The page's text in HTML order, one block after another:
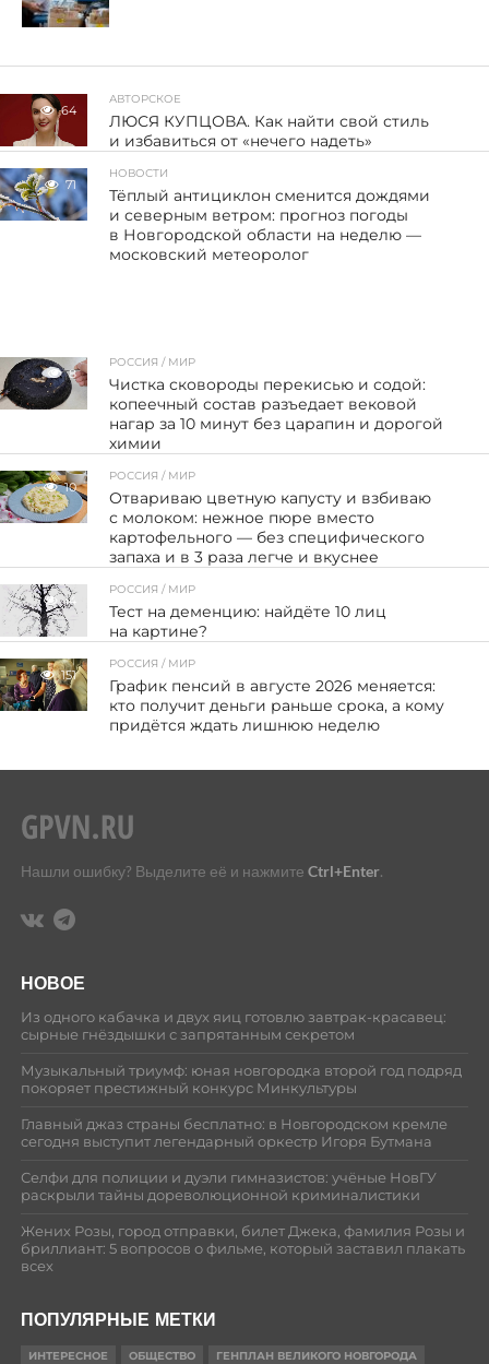
64
АВТОРСКОЕ
ЛЮСЯ КУПЦОВА. Как найти свой стиль
и избавиться от «нечего надеть»
71
НОВОСТИ
Тёплый антициклон сменится дождями
и северным ветром: прогноз погоды
в Новгородской области на неделю —
московский метеоролог
8
РОССИЯ / МИР
Чистка сковороды перекисью и содой:
копеечный состав разъедает вековой
нагар за 10 минут без царапин и дорогой
химии
10
РОССИЯ / МИР
Отвариваю цветную капусту и взбиваю
с молоком: нежное пюре вместо
картофельного — без специфического
запаха и в 3 раза легче и вкуснее
14
РОССИЯ / МИР
Тест на деменцию: найдёте 10 лиц
на картине?
151
РОССИЯ / МИР
График пенсий в августе 2026 меняется:
кто получит деньги раньше срока, а кому
придётся ждать лишнюю неделю
Нашли ошибку? Выделите её и нажмите Ctrl+Enter.
НОВОЕ
Из одного кабачка и двух яиц готовлю завтрак-красавец:
сырные гнёздышки с запрятанным секретом
Музыкальный триумф: юная новгородка второй год подряд
покоряет престижный конкурс Минкультуры
Главный джаз страны бесплатно: в Новгородском кремле
сегодня выступит легендарный оркестр Игоря Бутмана
Селфи для полиции и дуэли гимназистов: учёные НовГУ
раскрыли тайны дореволюционной криминалистики
Жених Розы, город отправки, билет Джека, фамилия Розы и
бриллиант: 5 вопросов о фильме, который заставил плакать
всех
ПОПУЛЯРНЫЕ МЕТКИ
ИНТЕРЕСНОЕ ОБЩЕСТВО ГЕНПЛАН ВЕЛИКОГО НОВГОРОДА